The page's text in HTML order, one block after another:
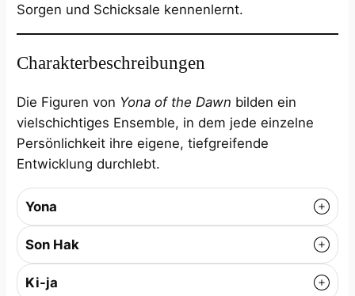
Sorgen und Schicksale kennenlernt.
Charakterbeschreibungen
Die Figuren von Yona of the Dawn bilden ein
vielschichtiges Ensemble, in dem jede einzelne
Persönlichkeit ihre eigene, tiefgreifende
Entwicklung durchlebt.
Yona
Son Hak
Ki-ja